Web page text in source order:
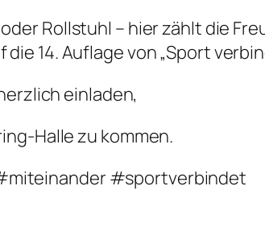
Rollstuhl – hier zählt die
14. Auflage von „Sport
einladen,
Halle zu kommen.
#sportverbindet